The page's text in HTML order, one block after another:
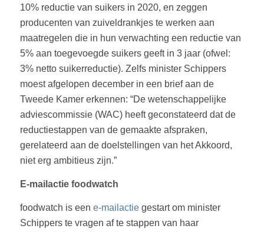
10% reductie van suikers in 2020, en zeggen
producenten van zuiveldrankjes te werken aan
maatregelen die in hun verwachting een reductie van
5% aan toegevoegde suikers geeft in 3 jaar (ofwel:
3% netto suikerreductie). Zelfs minister Schippers
moest afgelopen december in een brief aan de
Tweede Kamer erkennen: “De wetenschappelijke
adviescommissie (WAC) heeft geconstateerd dat de
reductiestappen van de gemaakte afspraken,
gerelateerd aan de doelstellingen van het Akkoord,
niet erg ambitieus zijn.”
E-mailactie foodwatch
foodwatch is een e-mailactiegestart om minister
Schippers te vragen af te stappen van haar